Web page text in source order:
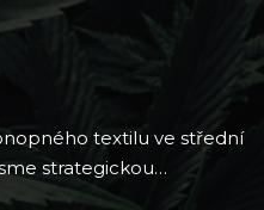
textilu ve střední
strategickou